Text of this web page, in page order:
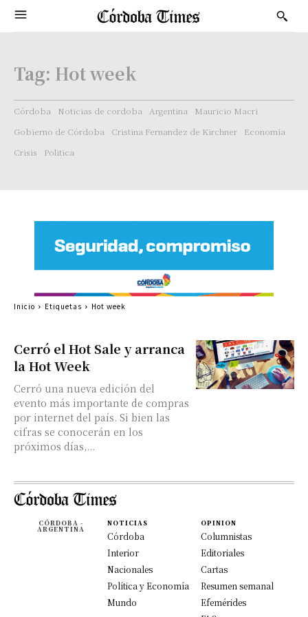
Tag: Hot week
Córdoba Noticias de cordoba Argentina
Mauricio Macri
Gobierno de Córdoba
Cristina Fernandez de Kirchner
Economía
Crisis
Politica
Cerró el Hot Sale y arranca
la Hot Week
Cerró una nueva edición del
evento más importante de compras
por internet del país. Si bien las
cifras se conocerán en los
próximos días,...
Inicio Etiquetas Hot week
CÓRDOBA -
ARGENTINA
NOTICIAS
Córdoba
Interior
Nacionales
Política y Economía
Mundo
OPINION
Columnistas
Editoriales
Cartas
Resumen semanal
Efemérides